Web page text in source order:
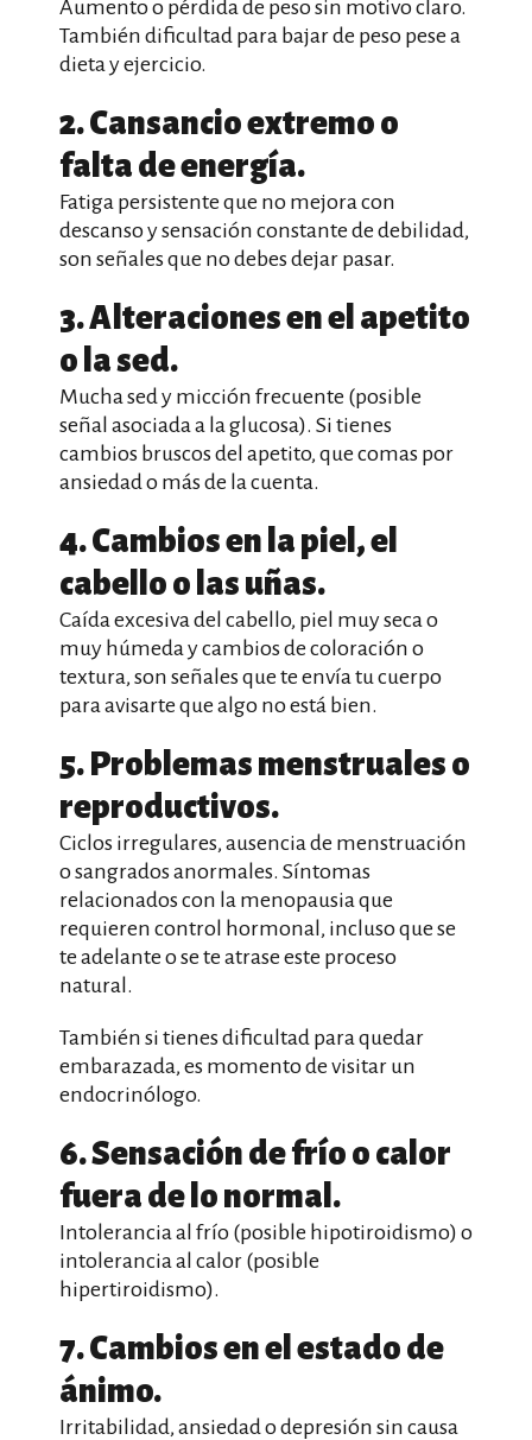
Aumento o pérdida de peso sin motivo claro.
También dificultad para bajar de peso pese a
dieta y ejercicio.
2. Cansancio extremo o
falta de energía.
Fatiga persistente que no mejora con
descanso y sensación constante de debilidad,
son señales que no debes dejar pasar.
3. Alteraciones en el apetito
o la sed.
Mucha sed y micción frecuente (posible
señal asociada a la glucosa). Si tienes
cambios bruscos del apetito, que comas por
ansiedad o más de la cuenta.
4. Cambios en la piel, el
cabello o las uñas.
Caída excesiva del cabello, piel muy seca o
muy húmeda y cambios de coloración o
textura, son señales que te envía tu cuerpo
para avisarte que algo no está bien.
5. Problemas menstruales o
reproductivos.
Ciclos irregulares, ausencia de menstruación
o sangrados anormales. Síntomas
relacionados con la menopausia que
requieren control hormonal, incluso que se
te adelante o se te atrase este proceso
natural.
También si tienes dificultad para quedar
embarazada, es momento de visitar un
endocrinólogo.
6. Sensación de frío o calor
fuera de lo normal.
Intolerancia al frío (posible hipotiroidismo) o
intolerancia al calor (posible
hipertiroidismo).
7. Cambios en el estado de
ánimo.
Irritabilidad, ansiedad o depresión sin causa